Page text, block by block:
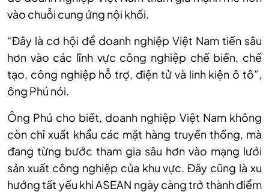
vào chuỗi cung ứng nội khối.
“Đây là cơ hội để doanh nghiệp Việt Nam tiến sâu
hơn vào các lĩnh vực công nghiệp chế biến, chế
tạo, công nghiệp hỗ trợ, điện tử và linh kiện ô tô”,
ông Phú nói.
Ông Phú cho biết, doanh nghiệp Việt Nam không
còn chỉ xuất khẩu các mặt hàng truyền thống, mà
đang từng bước tham gia sâu hơn vào mạng lưới
sản xuất công nghiệp của khu vực. Đây cũng là xu
hướng tất yếu khi ASEAN ngày càng trở thành điểm